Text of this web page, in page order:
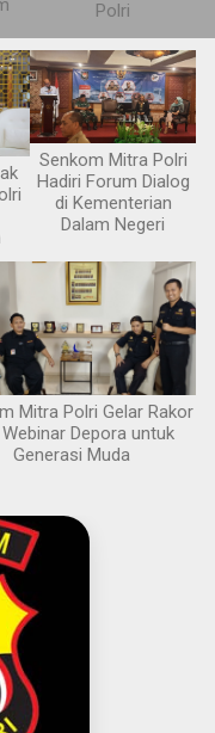
Polri
Senkom Mitra Polri
Hadiri Forum Dialog
di Kementerian
Dalam Negeri
Mitra Polri Gelar Rakor
Depora untuk
Generasi Muda